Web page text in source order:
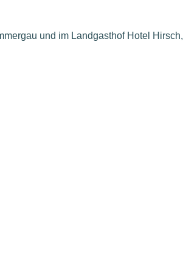
und im Landgasthof Hotel Hirsch,